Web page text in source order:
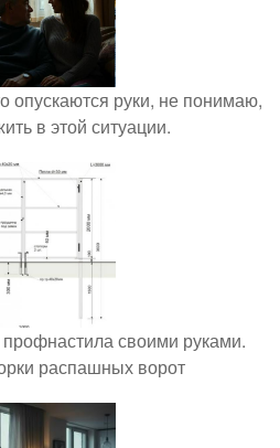
опускаются руки, не понимаю,
в этой ситуации.
своими руками.
распашных ворот